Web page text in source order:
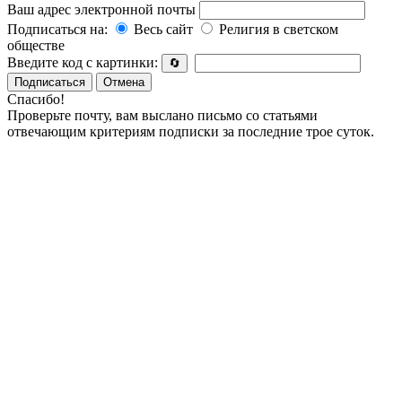
Ваш адрес электронной почты
Подписаться на:
Весь сайт
Религия в светском
обществе
Введите код с картинки:
🔄
Подписаться
Отмена
Спасибо!
Проверьте почту, вам выслано письмо со статьями
отвечающим критериям подписки за последние трое суток.